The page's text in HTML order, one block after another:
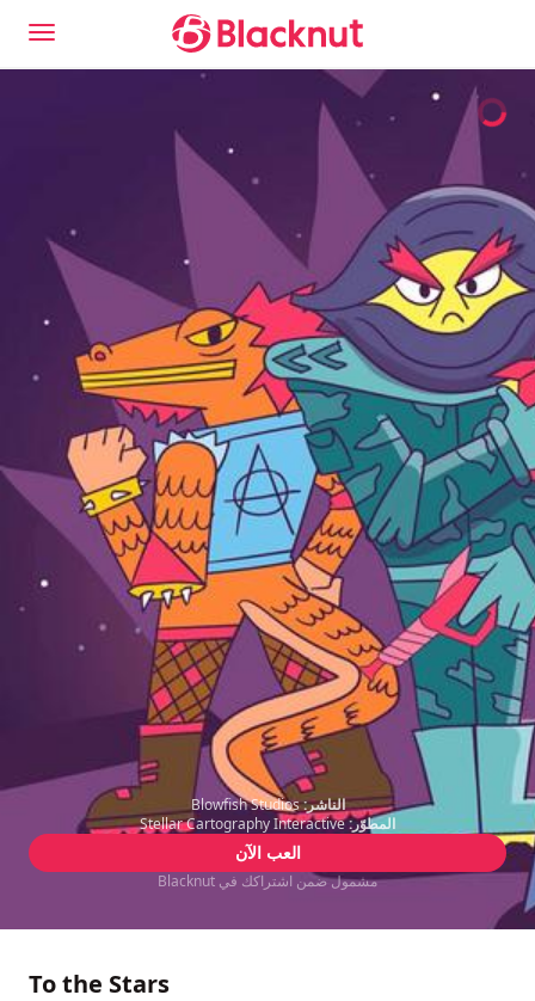
الناشر:Blowfish Studios
المطوّر:Stellar Cartography Interactive
العب الآن
مشمول ضمن اشتراكك في Blacknut
To the Stars